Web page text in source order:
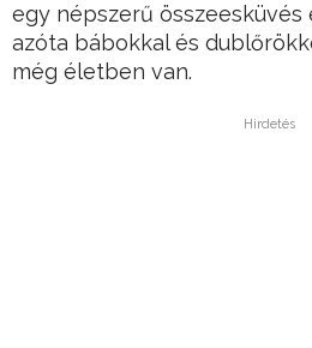
egy népszerű
azóta bábokkal és
még életben van.
Hirdetés